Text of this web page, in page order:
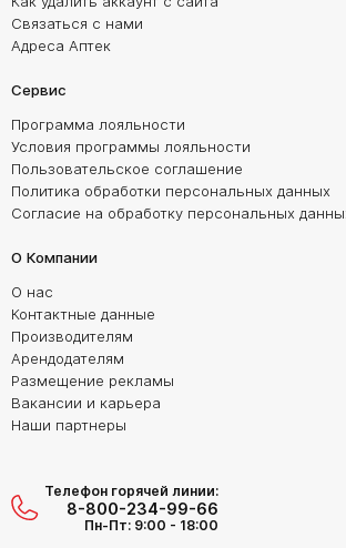
Связаться с нами
Адреса Аптек
Сервис
Программа лояльности
Условия программы лояльности
Пользовательское соглашение
Политика обработки персональных данных
Согласие на обработку персональных
О Компании
О нас
Контактные данные
Производителям
Арендодателям
Размещение рекламы
Вакансии и карьера
Наши партнеры
Телефон горячей линии:
8-800-234-99-66
Пн-Пт: 9:00 - 18:00